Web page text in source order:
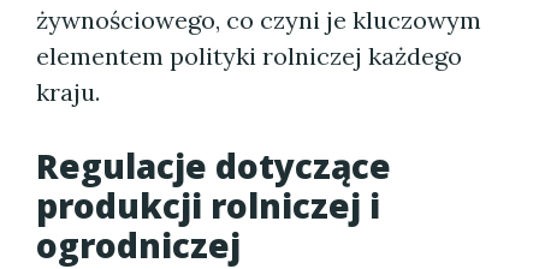
żywnościowego, co czyni je kluczowym
elementem polityki rolniczej każdego
kraju.
Regulacje dotyczące
produkcji rolniczej i
ogrodniczej